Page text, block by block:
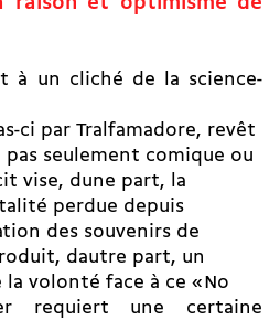
à un cliché de la science-
ci par Tralfamadore, revêt
pas seulement comique ou
vise, dune part, la
perdue depuis
des souvenirs de
dautre part, un
volonté face à ce « No
requiert une certaine